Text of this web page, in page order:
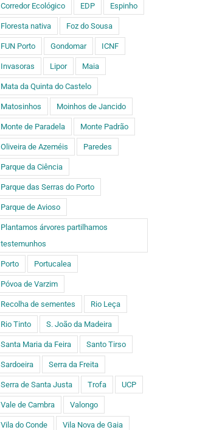
Corredor Ecológico EDP Espinho
Floresta nativa Foz do Sousa
FUN Porto Gondomar ICNF
Invasoras Lipor Maia
Mata da Quinta do Castelo
Matosinhos Moinhos de Jancido
Monte de Paradela Monte Padrão
Oliveira de Azeméis Paredes
Parque da Ciência
Parque das Serras do Porto
Parque de Avioso
Plantamos árvores partilhamos
testemunhos
Porto Portucalea
Póvoa de Varzim
Recolha de sementes Rio Leça
Rio Tinto S. João da Madeira
Santa Maria da Feira Santo Tirso
Sardoeira Serra da Freita
Serra de Santa Justa Trofa UCP
Vale de Cambra Valongo
Vila do Conde Vila Nova de Gaia